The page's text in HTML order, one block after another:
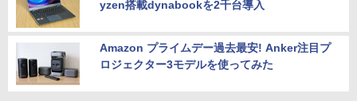
yzen搭載dynabookを2千台導入
Amazon プライムデー過去最安! Anker注目プ
ロジェクター3モデルを使ってみた